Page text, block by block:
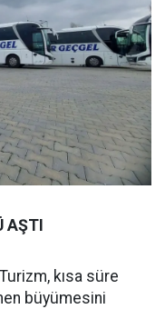
AŞTI
kısa süre
büyümesini